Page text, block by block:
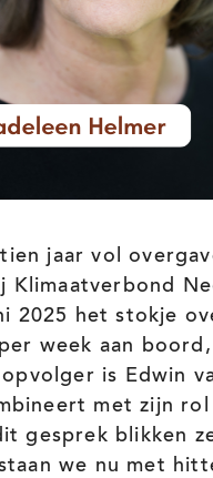
jaar vol
Klimaatverbond
2025 het stokje
per week aan
opvolger is Edwin
met zijn rol
gesprek blikken
we nu met